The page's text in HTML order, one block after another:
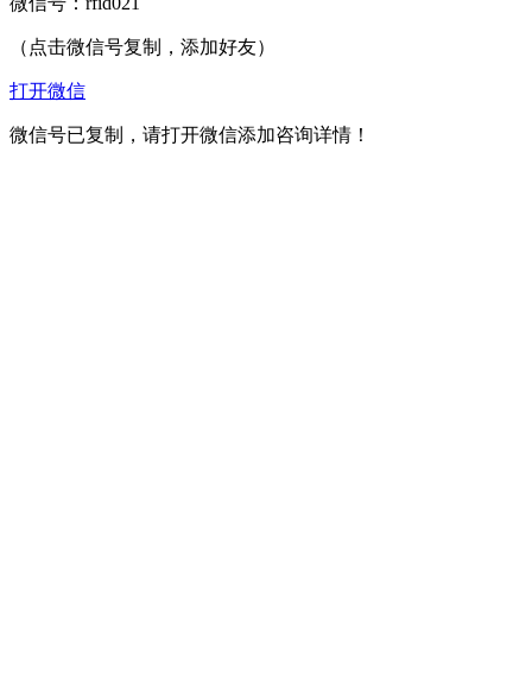
（点击微信号复制，添加好友）
打开微信
微信号已复制，请打开微信添加咨询详情！